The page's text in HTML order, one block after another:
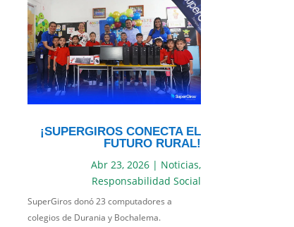
¡SUPERGIROS CONECTA EL
FUTURO RURAL!
Abr 23, 2026| Noticias,
Responsabilidad Social
SuperGiros donó 23 computadores a
colegios de Durania y Bochalema.